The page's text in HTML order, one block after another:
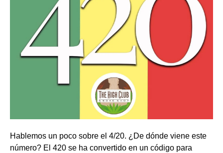
Hablemos un poco sobre el 4/20. ¿De dónde viene este
número? El 420 se ha convertido en un código para